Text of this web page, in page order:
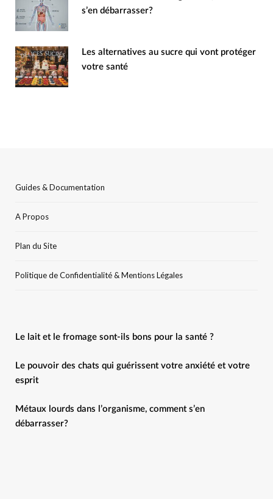
s’en débarrasser?
Les alternatives au sucre qui vont protéger
votre santé
Guides & Documentation
A Propos
Plan du Site
Politique de Confidentialité & Mentions Légales
Le lait et le fromage sont-ils bons pour la santé ?
Le pouvoir des chats qui guérissent votre anxiété et votre
esprit
Métaux lourds dans l’organisme, comment s’en
débarrasser?